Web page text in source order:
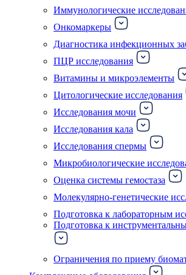
Иммунологические
Онкомаркеры
Диагностика инфекционных
ПЦР исследования
Витамины и микроэлементы
Цитологические исследования
Исследования мочи
Исследования кала
Исследования спермы
Микробиологические
Оценка системы гемостаза
Молекулярно-генетические
Подготовка к лабораторным
Подготовка к
Ограничения по приему